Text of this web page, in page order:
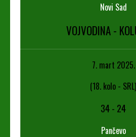
Novi Sad
VOJVODINA -
7. mart 2025.
(18. kolo - SRL)
34- 24
Pančevo